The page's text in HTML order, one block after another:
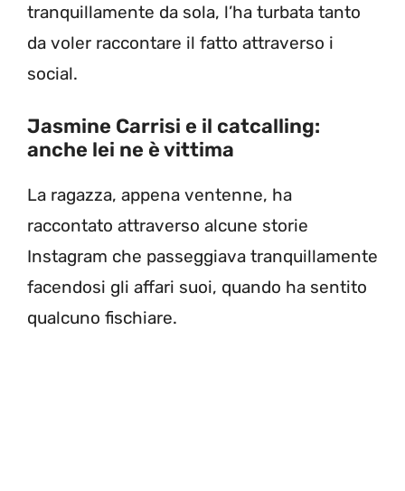
tranquillamente da sola, l’ha turbata tanto
da voler raccontare il fatto attraverso i
social.
Jasmine Carrisi e il catcalling:
anche lei ne è vittima
La ragazza, appena ventenne, ha
raccontato attraverso alcune storie
Instagram che passeggiava tranquillamente
facendosi gli affari suoi, quando ha sentito
qualcuno fischiare.